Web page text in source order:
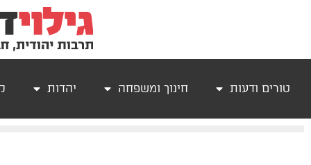
טורים ודעות חינוך ומשפחה יהדות